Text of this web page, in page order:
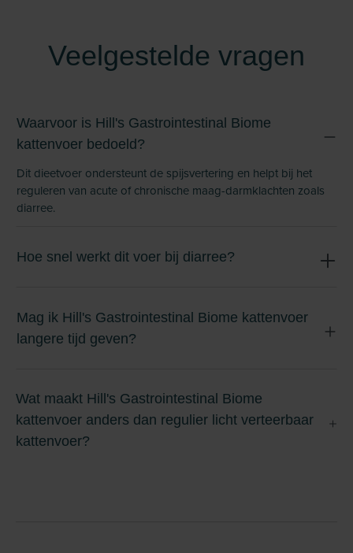
Veelgestelde vragen
Waarvoor is Hill's Gastrointestinal Biome
kattenvoer bedoeld?
Dit dieetvoer ondersteunt de spijsvertering en helpt bij het
reguleren van acute of chronische maag-darmklachten zoals
diarree.
Hoe snel werkt dit voer bij diarree?
Mag ik Hill's Gastrointestinal Biome kattenvoer
langere tijd geven?
Wat maakt Hill's Gastrointestinal Biome
kattenvoer anders dan regulier licht verteerbaar
kattenvoer?